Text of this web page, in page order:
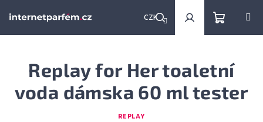
CZK
Hledat PřihlášeníNákupní
košík
Replay for Her toaletní
voda dámska 60 ml tester
REPLAY